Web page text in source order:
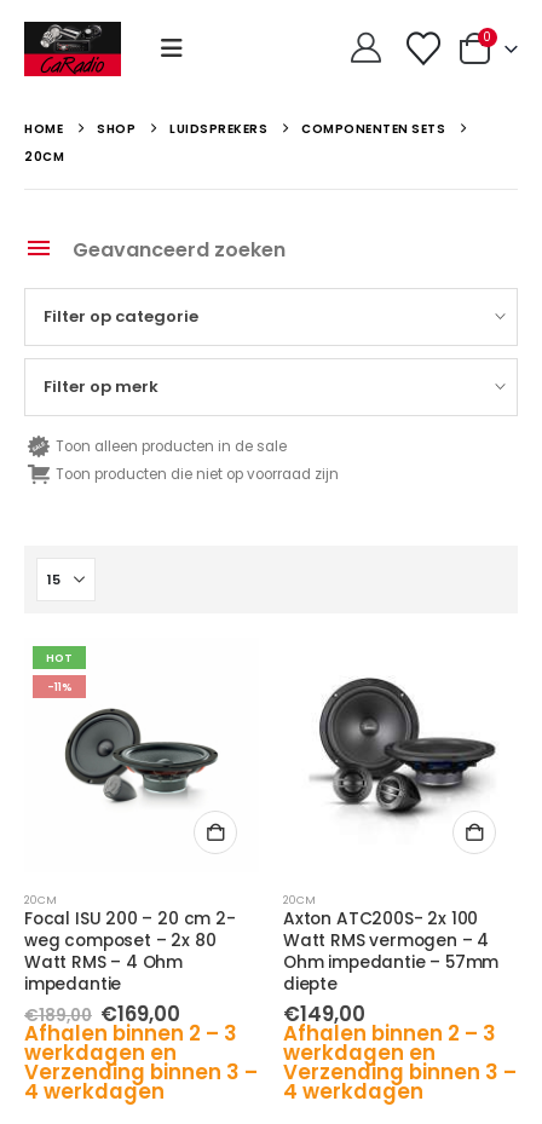
0
HOME SHOP LUIDSPREKERS
COMPONENTEN SETS
20CM
Geavanceerd zoeken
Filter op categorie
Filter op merk
Toon alleen producten in de sale
Toon producten die niet op voorraad zijn
HOT
-11%
20CM
Focal ISU 200 – 20 cm 2-
weg composet – 2x 80
Watt RMS – 4 Ohm
impedantie
€189,00 Oorspronkelijke
prijs
was:
€189,00.
€169,00Huidige
prijs
€169,00.
Afhalen binnen 2 – 3
werkdagen en
Verzending binnen 3 –
4 werkdagen
20CM
Axton ATC200S- 2x 100
Watt RMS vermogen – 4
Ohm impedantie – 57mm
diepte
€149,00
Afhalen binnen 2 – 3
werkdagen en
Verzending binnen 3 –
4 werkdagen